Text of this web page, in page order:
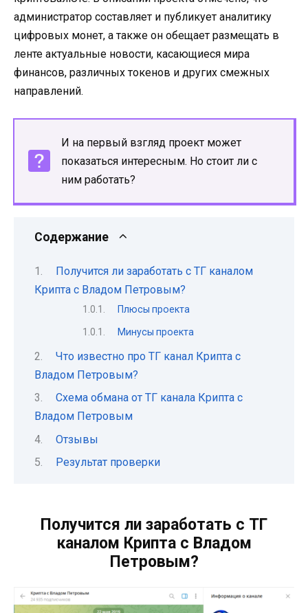
администратор составляет и публикует аналитику
цифровых монет, а также он обещает размещать в
ленте актуальные новости, касающиеся мира
финансов, различных токенов и других смежных
направлений.
И на первый взгляд проект может
показаться интересным. Но стоит ли с
ним работать?
Содержание
Получится ли заработать с ТГ каналом
Крипта с Владом Петровым?
Плюсы проекта
Минусы проекта
Что известно про ТГ канал Крипта с
Владом Петровым?
Схема обмана от ТГ канала Крипта с
Владом Петровым
Отзывы
Результат проверки
Получится ли заработать с ТГ
каналом Крипта с Владом
Петровым?